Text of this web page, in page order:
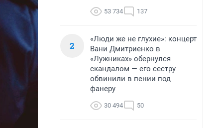
53 734 137
2
«Люди же не глухие»: концерт
Вани Дмитриенко в
«Лужниках» обернулся
скандалом — его сестру
обвинили в пении под
фанеру
30 494 50